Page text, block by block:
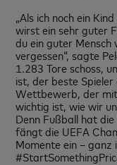
„Als ich noch ein
wirst ein sehr guter
du ein guter Mensch
vergessen“, sagte
1.283 Tore schoss,
ist, der beste
Wettbewerb, der
wichtig ist, wie wir
Denn Fußball hat
fängt die UEFA
Momente ein – ganz